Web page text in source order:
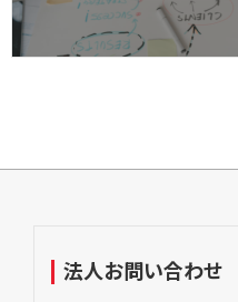
法人お問い合わせ